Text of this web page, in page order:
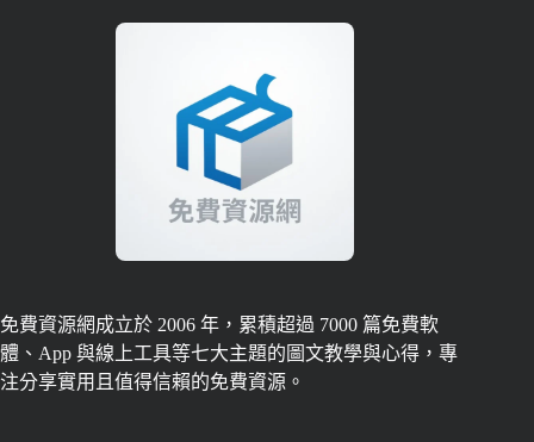
免費資源網成立於 2006 年，累積超過 7000 篇免費軟
體、App 與線上工具等七大主題的圖文教學與心得，專
注分享實用且值得信賴的免費資源。